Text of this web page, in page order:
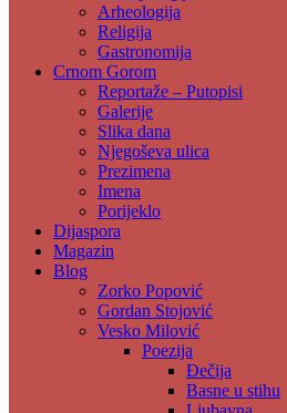
Arheologija
Religija
Gastronomija
Crnom Gorom
Reportaže – Putopisi
Galerije
Slika dana
Njegoševa ulica
Prezimena
Imena
Porijeklo
Dijaspora
Magazin
Blog
Zorko Popović
Gordan Stojović
Vesko Milović
Poezija
Đečija
Basne u stihu